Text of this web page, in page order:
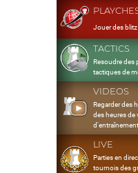
Jouer des blitz
TACTICS
Resoudre des
tactiques de
VIDEOS
Regarder des
des heures de
d'entraînement
LIVE
Parties en
tournois des